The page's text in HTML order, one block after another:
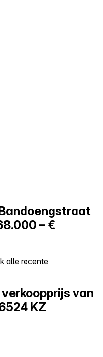
– €
alle recente
van
KZ